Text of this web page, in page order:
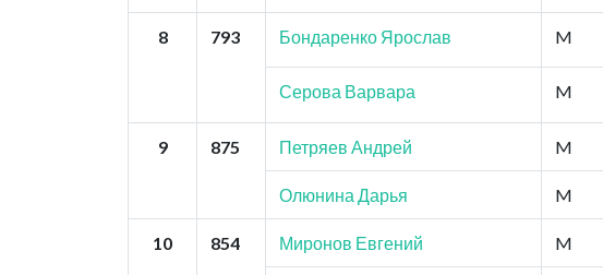
8 793 Бондаренко Ярослав M
Серова Варвара M
9 875 Петряев Андрей M
Олюнина Дарья
M
10 854 Миронов Евгений M